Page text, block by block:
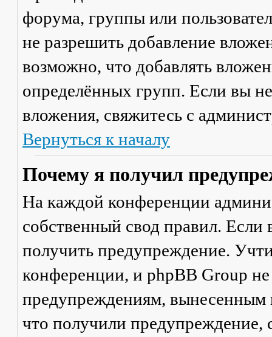
форума, группы или
не разрешить добавление
возможно, что добавлять
определённых групп. Если вы
вложения, свяжитесь с
Вернуться к началу
Почему я получил
На каждой конференции
собственный свод правил.
получить предупреждение.
конференции, и phpBB Group
предупреждениям, вынесенным
что получили предупреждение,